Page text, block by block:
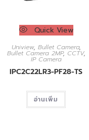
Quick View
Uniview, Bullet Camera,
Bullet Camera 2MP, CCTV,
IP Camera
IPC2C22LR3-PF28-TS
อ่านเพิ่ม